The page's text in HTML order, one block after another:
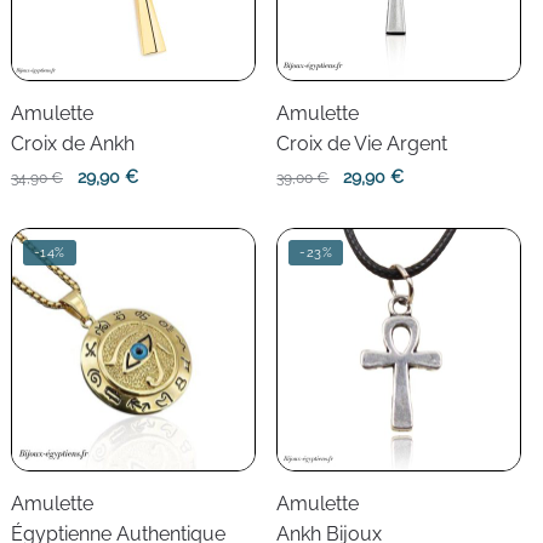
Amulette
Croix de Ankh
34,90€
Le
initial
34,90 €.
29,90 €Le
actuel
Amulette
Croix de Vie Argent
39,00€
Le
initial
était :
39,00 €.
29,90€Le
actuel
est :
29,90 €.
-14%
Amulette
Égyptienne Authentique
-23%
Amulette
Ankh Bijoux